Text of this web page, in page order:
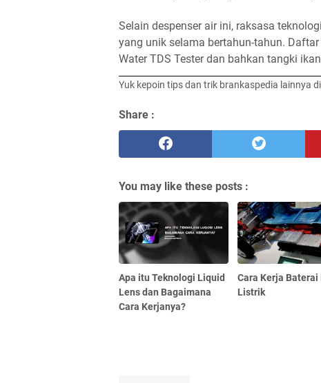
Selain despenser air ini, raksasa
yang unik selama bertahun-tahun.
Water TDS Tester dan bahkan tangki
Yuk kepoin tips dan trik brankaspedia lainnya di
Share :
You may like these posts :
Apa itu Teknologi Liquid
Lens dan Bagaimana
Cara Kerjanya?
Cara Kerja Baterai
Listrik